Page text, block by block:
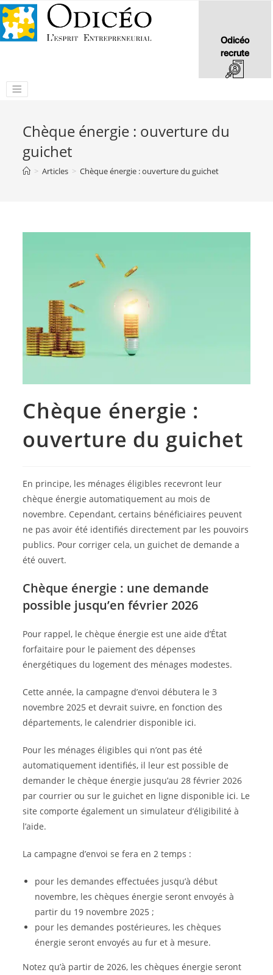
Odicéo
recrute
Chèque énergie : ouverture du
guichet
> Articles > Chèque énergie : ouverture du guichet
Chèque énergie :
ouverture du guichet
En principe, les ménages éligibles recevront leur
chèque énergie automatiquement au mois de
novembre. Cependant, certains bénéficiaires peuvent
ne pas avoir été identifiés directement par les pouvoirs
publics. Pour corriger cela, un guichet de demande a
été ouvert.
Chèque énergie : une demande
possible jusqu’en février 2026
Pour rappel, le chèque énergie est une aide d’État
forfaitaire pour le paiement des dépenses
énergétiques du logement des ménages modestes.
Cette année, la campagne d’envoi débutera le 3
novembre 2025 et devrait suivre, en fonction des
départements, le calendrier disponible ici.
Pour les ménages éligibles qui n’ont pas été
automatiquement identifiés, il leur est possible de
demander le chèque énergie jusqu’au 28 février 2026
par courrier ou sur le guichet en ligne disponible ici. Le
site comporte également un simulateur d’éligibilité à
l’aide.
La campagne d’envoi se fera en 2 temps :
pour les demandes effectuées jusqu’à début
novembre, les chèques énergie seront envoyés à
partir du 19 novembre 2025 ;
pour les demandes postérieures, les chèques
énergie seront envoyés au fur et à mesure.
Notez qu’à partir de 2026, les chèques énergie seront